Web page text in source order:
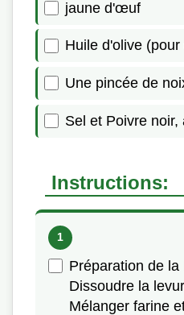
jaune d'œuf
Huile d'olive
Une pincée de
Sel et Poivre noir,
Instructions:
Préparation de la
Dissoudre la
Mélanger farine